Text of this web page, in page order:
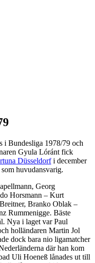
i Bundesliga 1978/79 och
Gyula Lóránt fick
Düsseldorfi december
huvudansvarig.
Georg
Horsmann – Kurt
Branko Oblak –
Rummenigge. Bäste
Nya i laget var Paul
holländaren Martin Jol
dock bara nio ligamatcher
där han kom
Uli Hoeneß lånades ut till